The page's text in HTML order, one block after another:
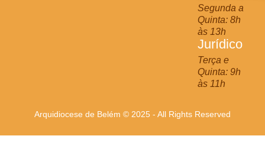
Segunda a
Quinta: 8h
às 13h
Jurídico
Terça e
Quinta: 9h
às 11h
Arquidiocese de Belém © 2025 - All Rights Reserved